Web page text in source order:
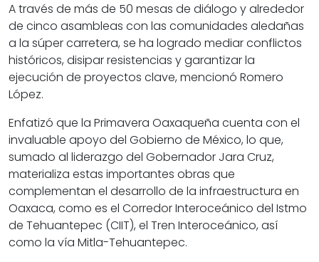
A través de más de 50 mesas de diálogo y alrededor
de cinco asambleas con las comunidades aledañas
a la súper carretera, se ha logrado mediar conflictos
históricos, disipar resistencias y garantizar la
ejecución de proyectos clave, mencionó Romero
López.
Enfatizó que la Primavera Oaxaqueña cuenta con el
invaluable apoyo del Gobierno de México, lo que,
sumado al liderazgo del Gobernador Jara Cruz,
materializa estas importantes obras que
complementan el desarrollo de la infraestructura en
Oaxaca, como es el Corredor Interoceánico del Istmo
de Tehuantepec (CIIT), el Tren Interoceánico, así
como la vía Mitla-Tehuantepec.